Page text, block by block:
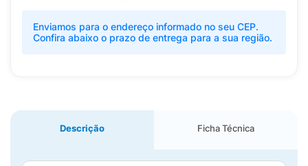
Enviamos para o endereço informado no seu CEP.
Confira abaixo o prazo de entrega para a sua região.
Descrição Ficha Técnica